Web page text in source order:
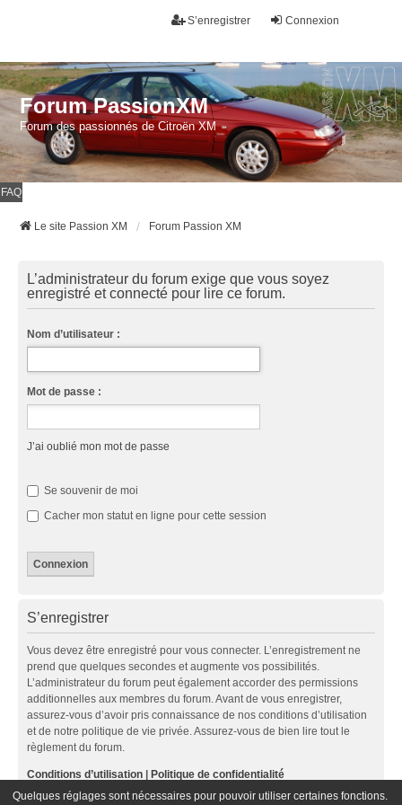
Connexion
S’enregistrer
Forum PassionXM
Forum des passionnés de Citroën XM
FAQ
Le site Passion XM Forum Passion XM
L’administrateur du forum exige que vous soyez
enregistré et connecté pour lire ce forum.
Nom d’utilisateur :
Mot de passe :
J’ai oublié mon mot de passe
Se souvenir de moi
Cacher mon statut en ligne pour cette session
S’enregistrer
Vous devez être enregistré pour vous connecter. L’enregistrement ne
prend que quelques secondes et augmente vos possibilités.
L’administrateur du forum peut également accorder des permissions
additionnelles aux membres du forum. Avant de vous enregistrer,
assurez-vous d’avoir pris connaissance de nos conditions d’utilisation
et de notre politique de vie privée. Assurez-vous de bien lire tout le
règlement du forum.
Conditions d’utilisation
Politique de confidentialité
Quelques réglages sont nécessaires pour pouvoir utiliser certaines fonctions.